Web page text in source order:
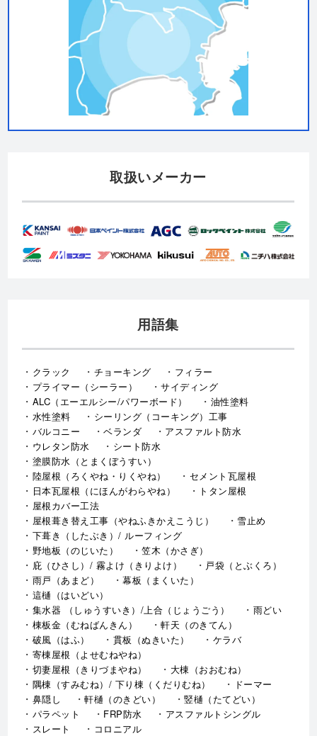
取扱いメーカー
用語集
クラック チョーキング
フィラー
プライマー（シーラー）
サイディング
ALC（エーエルシー/パワーボード）
油性塗料
水性塗料
シーリング（コーキング）工事
バルコニー
ベランダ
アスファルト防水
ウレタン防水
シート防水
塗膜防水（とまくぼうすい）
陸屋根（ろくやね・りくやね）
セメント瓦屋根
日本瓦屋根（にほんがわらやね）
トタン屋根
屋根カバー工法
屋根葺き替え工事（やねふきかえこうじ）
雪止め
下葺き（したぶき）/ ルーフィング
野地板（のじいた）
笠木（かさぎ）
庇（ひさし）/ 霧よけ（きりよけ）
戸袋（とぶくろ）
雨戸（あまど）
幕板（まくいた）
這樋（はいどい）
集水器 （しゅうすいき）/上合（じょうごう）
雨どい
棟板金（むねばんきん）
軒天（のきてん）
破風（はふ）
貫板（ぬきいた）
ケラバ
寄棟屋根（よせむねやね）
切妻屋根（きりづまやね）
大棟（おおむね）
隅棟（すみむね）/ 下り棟（くだりむね）
ドーマー
鼻隠し
軒樋（のきどい）
竪樋（たてどい）
パラペット
FRP防水
アスファルトシングル
スレート
コロニアル